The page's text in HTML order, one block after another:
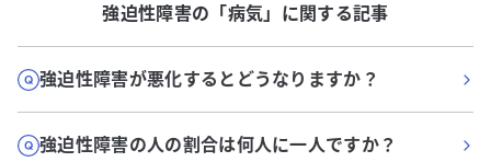
強迫性障害の「病気」に関する記事
強迫性障害が悪化するとどうなりますか？
強迫性障害の人の割合は何人に一人ですか？